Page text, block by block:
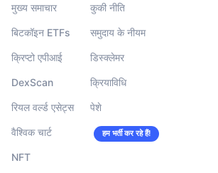
मुख्य समाचार
बिटकॉइन ETFs
क्रिप्टो एपीआई
DexScan
रियल वर्ल्ड एसेट्स
वैश्विक चार्ट
NFT
कुकी नीति
समुदाय के नीयम
डिस्क्लेमर
क्रियाविधि
पेशे
हम भर्ती कर रहे हैं!